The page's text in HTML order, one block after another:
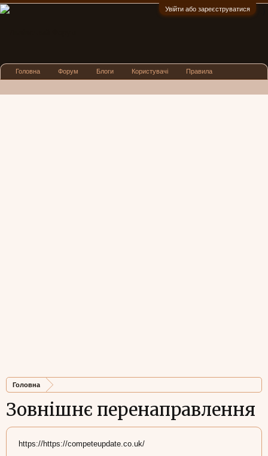
Увійти або зареєструватися
Головна
Зовнішнє перенаправлення
https://https://competeupdate.co.uk/
Головна Форум Блоги Користувачі Правила